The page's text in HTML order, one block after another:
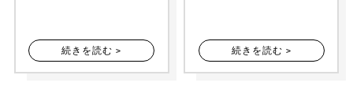
続きを読む > 続きを読む >